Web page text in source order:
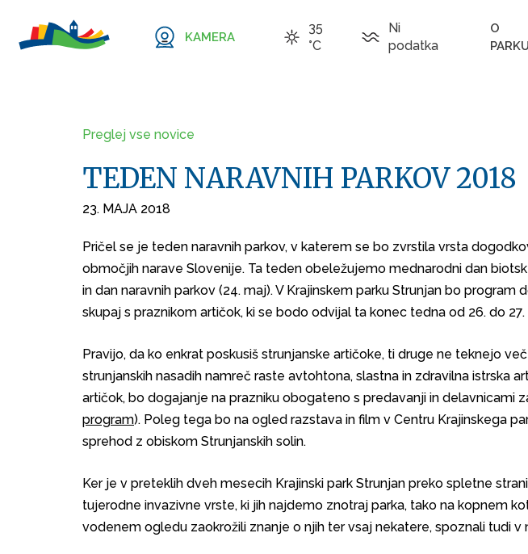
KAMERA
35
°C
Ni
podatka
O
PARKU
Preglej vse novice
TEDEN NARAVNIH PARKOV 2018
23. MAJA 2018
Pričel se je teden naravnih parkov, v katerem se bo zvrstila vrsta
območjih narave Slovenije. Ta teden obeležujemo mednarodni dan
in dan naravnih parkov (24. maj). V Krajinskem parku Strunjan bo
skupaj s praznikom artičok, ki se bodo odvijal ta konec tedna od 26. do
Pravijo, da ko enkrat poskusiš strunjanske artičoke, ti druge ne teknejo
strunjanskih nasadih namreč raste avtohtona, slastna in zdravilna istrska
artičok, bo dogajanje na prazniku obogateno s predavanji in delavnicami
program). Poleg tega bo na ogled razstava in film v Centru Krajinskega
sprehod z obiskom Strunjanskih solin.
Ker je v preteklih dveh mesecih Krajinski park Strunjan preko spletne
tujerodne invazivne vrste, ki jih najdemo znotraj parka, tako na kopnem
vodenem ogledu zaokrožili znanje o njih ter vsaj nekatere, spoznali tudi v